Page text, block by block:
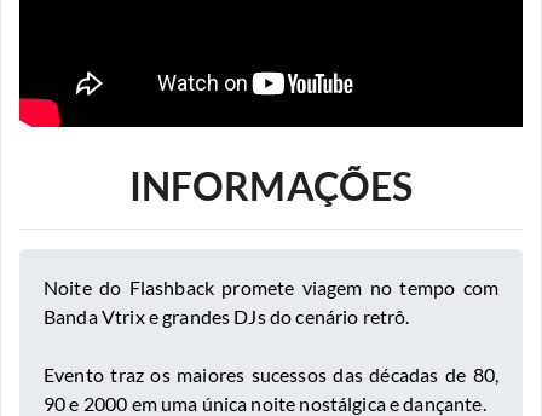
INFORMAÇÕES
Noite do Flashback promete viagem no tempo com
Banda Vtrix e grandes DJs do cenário retrô.
​Evento traz os maiores sucessos das décadas de 80,
90 e 2000 em uma única noite nostálgica e dançante.